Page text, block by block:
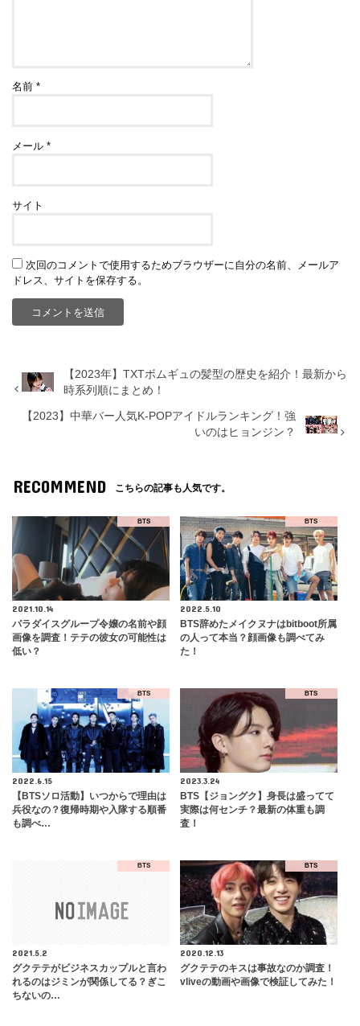
名前*
メール*
サイト
次回のコメントで使用するためブラウザーに自分の名前、メールア
ドレス、サイトを保存する。
【2023年】TXTボムギュの髪型の歴史を紹介！最新から
時系列順にまとめ！
【2023】中華バー人気K-POPアイドルランキング！強
いのはヒョンジン？
RECOMMEND こちらの記事も人気です。
BTS
2021.10.14
パラダイスグループ令嬢の名前や顔
画像を調査！テテの彼女の可能性は
低い？
BTS
2022.5.10
BTS辞めたメイクヌナはbitboot所属
の人って本当？顔画像も調べてみ
た！
BTS
2022.6.15
【BTSソロ活動】いつからで理由は
兵役なの？復帰時期や入隊する順番
も調べ…
BTS
2023.3.24
BTS【ジョングク】身長は盛ってて
実際は何センチ？最新の体重も調
査！
BTS
2021.5.2
グクテテがビジネスカップルと言わ
れるのはジミンが関係してる？ぎこ
ちないの…
BTS
2020.12.13
グクテテのキスは事故なのか調査！
vliveの動画や画像で検証してみた！